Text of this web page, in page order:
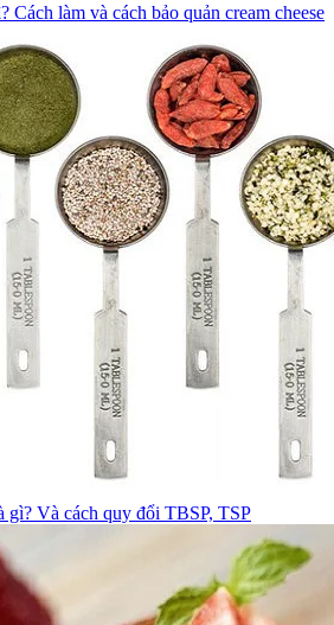
Cách làm và cách bảo quản cream cheese
gì? Và cách quy đổi TBSP, TSP